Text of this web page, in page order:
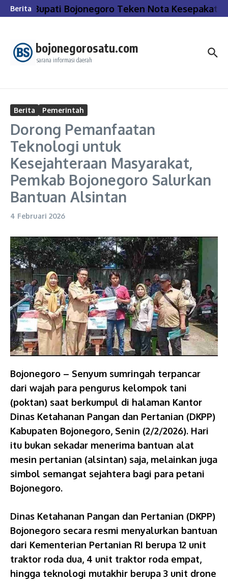
Lewati ke konten
BeritaBupati Bojonegoro Teken Nota Kesepakatan
bojonegorosatu.com
sarana informasi daerah
Berita Pemerintah
Dorong Pemanfaatan
Teknologi untuk
Kesejahteraan Masyarakat,
Pemkab Bojonegoro Salurkan
Bantuan Alsintan
4 Februari 2026
Bojonegoro – Senyum sumringah terpancar
dari wajah para pengurus kelompok tani
(poktan) saat berkumpul di halaman Kantor
Dinas Ketahanan Pangan dan Pertanian (DKPP)
Kabupaten Bojonegoro, Senin (2/2/2026). Hari
itu bukan sekadar menerima bantuan alat
mesin pertanian (alsintan) saja, melainkan juga
simbol semangat sejahtera bagi para petani
Bojonegoro.
Dinas Ketahanan Pangan dan Pertanian (DKPP)
Bojonegoro secara resmi menyalurkan bantuan
dari Kementerian Pertanian RI berupa 12 unit
traktor roda dua, 4 unit traktor roda empat,
hingga teknologi mutakhir berupa 3 unit drone